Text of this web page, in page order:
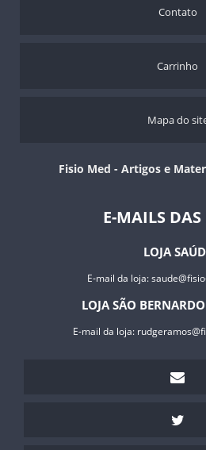
Contato
Carrinho
Mapa do
Fisio Med - Artigos e
E-MAILS DAS
LOJA
E-mail da loja:
LOJA SÃO
E-mail da loja: